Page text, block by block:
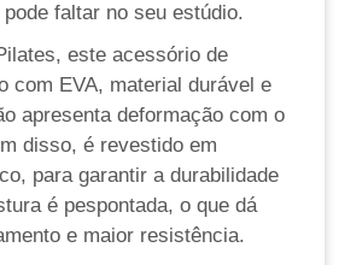
faltar no seu estúdio.
este acessório de
com EVA, material durável e
apresenta deformação com o
disso, é revestido em
para garantir a durabilidade
é pespontada, o que dá
e maior resistência.